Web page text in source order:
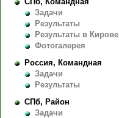
Задачи
Результаты
Результаты в Кирове
Фотогалерея
Россия, Командная
Задачи
Результаты
СПб, Район
Задачи